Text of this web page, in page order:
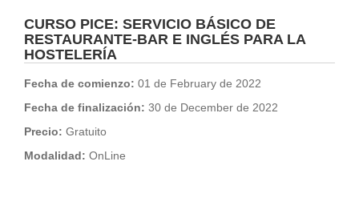
CURSO PICE: SERVICIO BÁSICO DE
RESTAURANTE-BAR E INGLÉS PARA LA
HOSTELERÍA
Fecha de comienzo: 01 de February de 2022
Fecha de finalización: 30 de December de 2022
Precio: Gratuito
Modalidad: OnLine